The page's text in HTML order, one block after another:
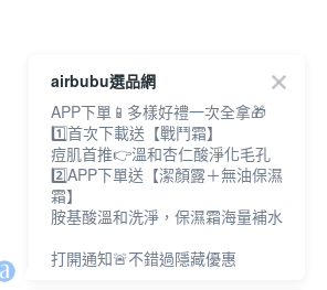
airbubu選品網
APP下單📱多樣好禮一次全拿🎁
1️⃣首次下載送【戰鬥霜】
痘肌首推👉溫和杏仁酸淨化毛孔
2️⃣APP下單送【潔顏露＋無油保濕
霜】
胺基酸溫和洗淨，保濕霜海量補水
打開通知🚨不錯過隱藏優惠